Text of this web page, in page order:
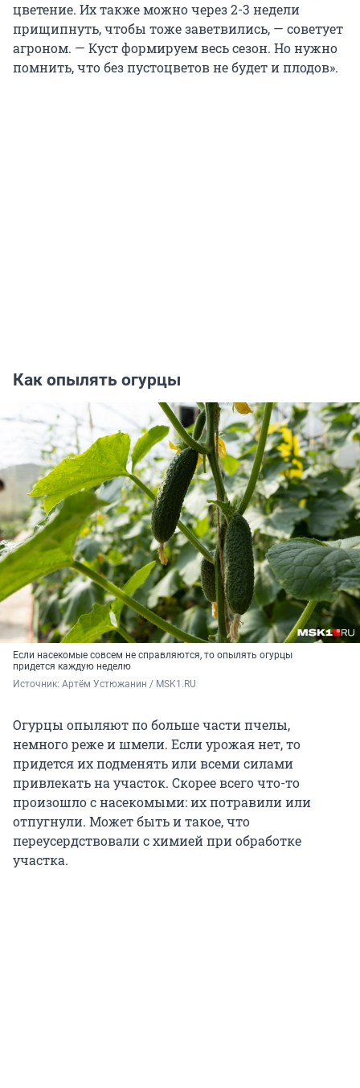
цветение. Их также можно через 2-3 недели
прищипнуть, чтобы тоже заветвились, — советует
агроном. — Куст формируем весь сезон. Но нужно
помнить, что без пустоцветов не будет и плодов».
Как опылять огурцы
Если насекомые совсем не справляются, то опылять огурцы
придется каждую неделю
Источник: Артём Устюжанин / MSK1.RU
Огурцы опыляют по больше части пчелы,
немного реже и шмели. Если урожая нет, то
придется их подменять или всеми силами
привлекать на участок. Скорее всего что-то
произошло с насекомыми: их потравили или
отпугнули. Может быть и такое, что
переусердствовали с химией при обработке
участка.